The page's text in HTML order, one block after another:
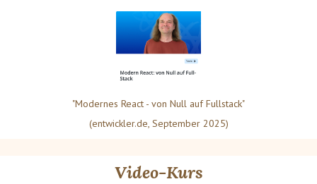
"Modernes React - von Null auf Fullstack"
(entwickler.de, September 2025)
Video-Kurs